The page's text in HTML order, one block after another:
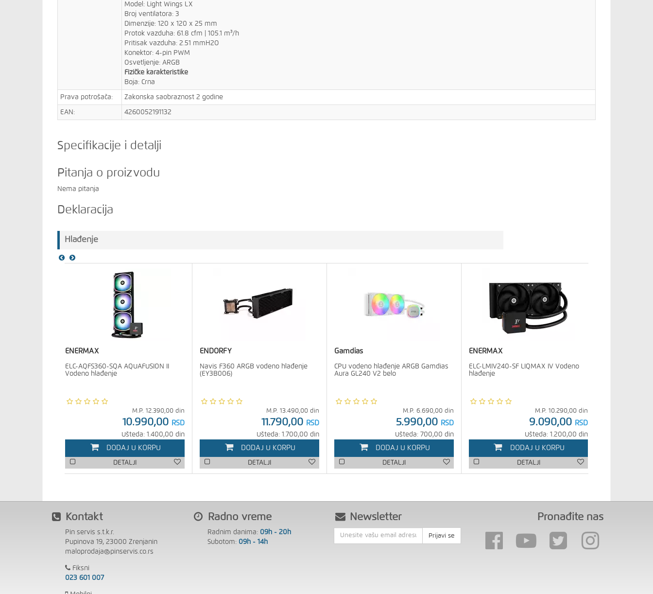
Model: Light Wings LX
Broj ventilatora: 3
Dimenzije: 120 x 120 x 25 mm
Protok vazduha: 61.8 cfm | 105.1 m³/h
Pritisak vazduha: 2.51 mmH2O
Konektor: 4-pin PWM
Osvetljenje: ARGB
Fizičke karakteristike
Boja: Crna
Prava potrošača: Zakonska saobraznost 2 godine
EAN: 4260052191132
Specifikacije i detalji
Pitanja o proizvodu
Nema pitanja
Deklaracija
Hlađenje
ENERMAX
ELC-AQFS360-SQA AQUAFUSION II
Vodeno hlađenje
M.P. 12.390,00 din
10.990,00 RSD
Ušteda: 1.400,00 din
DODAJ U KORPU
DETALJI
ENDORFY
Navis F360 ARGB vodeno hlađenje
(EY3B006)
M.P. 13.490,00 din
11.790,00 RSD
Ušteda: 1.700,00 din
DODAJ U KORPU
DETALJI
Gamdias
CPU vodeno hlađenje ARGB Gamdias
Aura GL240 V2 belo
M.P. 6.690,00 din
5.990,00 RSD
Ušteda: 700,00 din
DODAJ U KORPU
DETALJI
ENERMAX
ELC-LMIV240-SF LIQMAX IV Vodeno
hlađenje
M.P. 10.290,00 din
9.090,00 RSD
Ušteda: 1.200,00 din
DODAJ U KORPU
DETALJI
Kontakt
Pin servis s.t.k.r.
Pupinova 19, 23000 Zrenjanin
maloprodaja@pinservis.co.rs
Fiksni
023 601 007
Radno vreme
Radnim danima: 09h - 20h
Subotom: 09h - 14h
Newsletter
Prijavi se
Pronađite nas